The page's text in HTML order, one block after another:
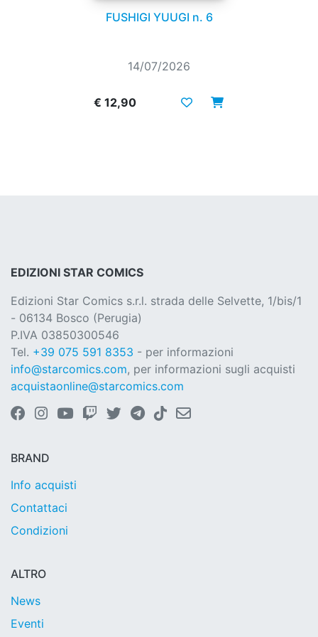
FUSHIGI YUUGI n. 6
14/07/2026
€ 12,90
EDIZIONI STAR COMICS
Edizioni Star Comics s.r.l. strada delle Selvette, 1/bis/1
- 06134 Bosco (Perugia)
P.IVA 03850300546
Tel. +39 075 591 8353 - per informazioni
info@starcomics.com, per informazioni sugli acquisti
acquistaonline@starcomics.com
BRAND
Info acquisti
Contattaci
Condizioni
ALTRO
News
Eventi